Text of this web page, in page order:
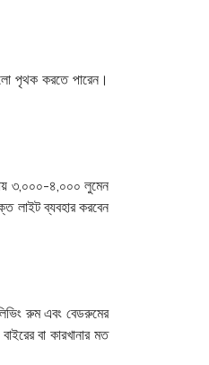
পৃথক করতে পারেন।
৩,০০০-৪,০০০ লুমেন
লাইট ব্যবহার করবেন
রুম এবং বেডরুমের
বা কারখানার মত